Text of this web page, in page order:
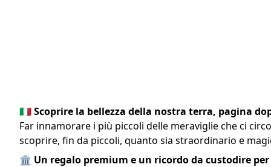
🇮🇹Scoprire la bellezza della nostra terra, pagina
Far innamorare i più piccoli delle meraviglie che ci
scoprire, fin da piccoli, quanto sia straordinario e
🏛️ Un regalo premium e un ricordo da custodire per